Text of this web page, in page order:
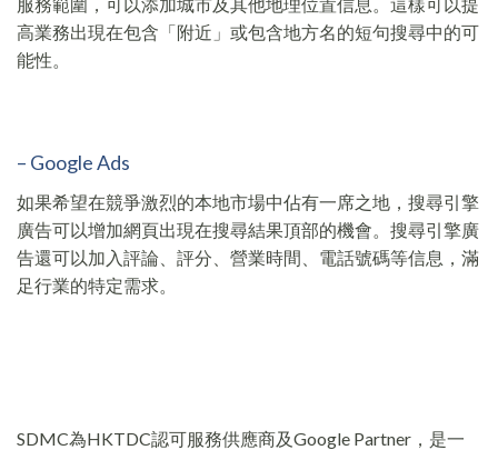
高業務出現在包含「附近」或包含地方名的短句搜尋中的可
能性。
– Google Ads
如果希望在競爭激烈的本地市場中佔有一席之地，搜尋引擎
廣告可以增加網頁出現在搜尋結果頂部的機會。搜尋引擎廣
告還可以加入評論、評分、營業時間、電話號碼等信息，滿
足行業的特定需求。
SDMC為HKTDC認可服務供應商及Google Partner，是一